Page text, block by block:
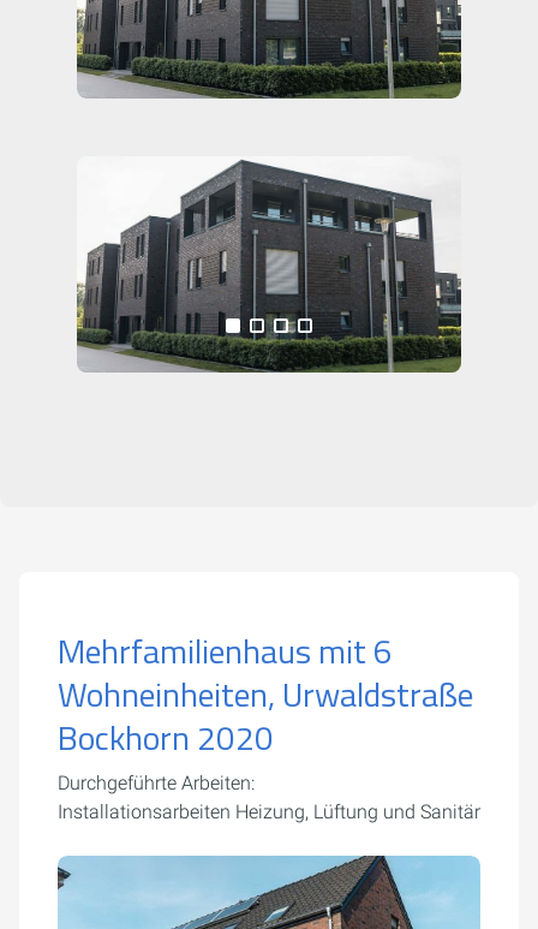
Alle Medien anzeigen
Mehrfamilienhaus mit 6
Wohneinheiten, Urwaldstraße
Bockhorn 2020
Durchgeführte Arbeiten:
Installationsarbeiten Heizung, Lüftung und Sanitär